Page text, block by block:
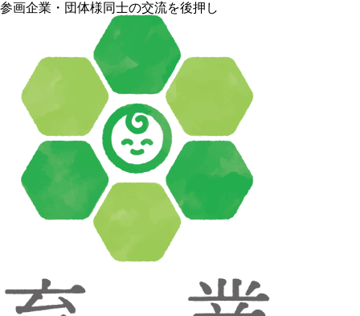
参画企業・団体様同士の交流を後押し